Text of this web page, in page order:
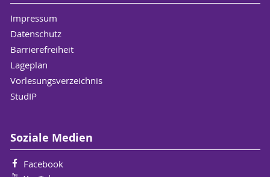
Impressum
Datenschutz
Barrierefreiheit
Lageplan
Vorlesungsverzeichnis
StudIP
Soziale Medien
Facebook